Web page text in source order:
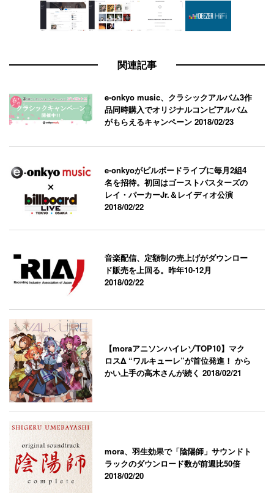
関連記事
e-onkyo music、クラシックアルバム3作
品同時購入でオリジナルコンピアルバム
がもらえるキャンペーン2018/02/23
e-onkyoがビルボードライブに毎月2組4
名を招待。初回はゴーストバスターズの
レイ・パーカーJr.＆レイディオ公演
2018/02/22
音楽配信、定額制の売上げがダウンロー
ド販売を上回る。昨年10-12月
2018/02/22
【moraアニソンハイレゾTOP10】マク
ロスΔ “ワルキューレ”が首位発進！ から
かい上手の高木さんが続く2018/02/21
mora、羽生効果で「陰陽師」サウンドト
ラックのダウンロード数が前週比50倍
2018/02/20